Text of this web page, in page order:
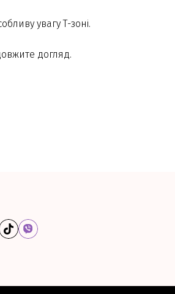
увагу Т-зоні.
догляд.